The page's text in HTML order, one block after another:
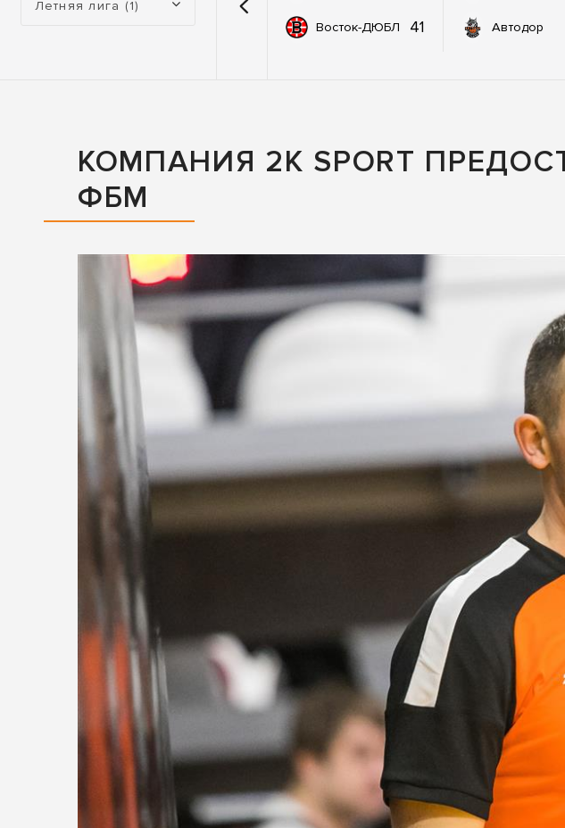
Летняя лига (1)
Восток-ДЮБЛ 41 Автодор
КОМПАНИЯ 2K SPORT
ФБМ